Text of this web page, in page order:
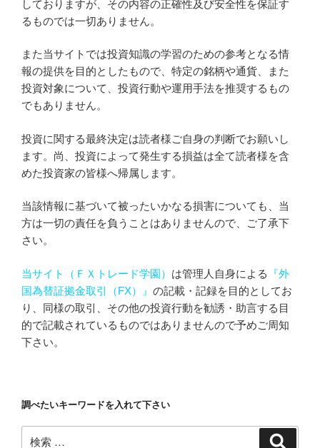
しておりますが、その内容の正確性及び安全性を保証す
るものでは一切ありません。
また当サイトでは投資知識の学習のための参考となる情
報の提供を目的としたもので、特定の銘柄や通貨、また
投資対象について、投資行動や運用手法を推奨するもの
でもありません。
投資に関する最終決定は読者様ご自身の判断でお願いし
ます。尚、投資によって発生する損益は全て読者様を含
めた投資家の皆様へ帰属します。
当該情報に基づいて被ったいかなる損害についても、当
方は一切の責任を負うことはありませんので、ご了承下
さい。
当サイト（ＦＸトレード学園） は管理人自身による
『外
国為替証拠金取引（FX）』 の記載・記録を目的としてお
り、同様の取引、その他の投資行動を勧誘・助言する目
的で記載されているものではありませんので予めご周知
下さい。
調べたいキーワードを入れて下さい
検